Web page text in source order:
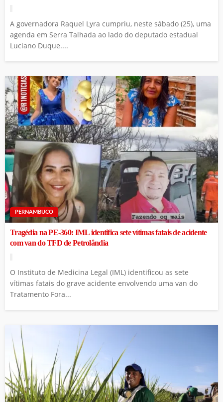
A governadora Raquel Lyra cumpriu, neste sábado (25), uma
agenda em Serra Talhada ao lado do deputado estadual
Luciano Duque....
PERNAMBUCO
Tragédia na PE-360: IML identifica sete vítimas fatais de acidente
com van do TFD de Petrolândia
O Instituto de Medicina Legal (IML) identificou as sete
vítimas fatais do grave acidente envolvendo uma van do
Tratamento Fora...